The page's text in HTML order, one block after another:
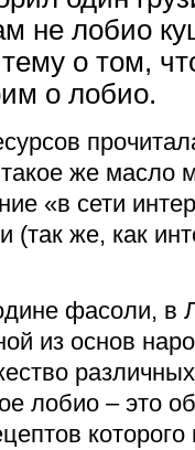
не лобио
о том,
о лобио.
же масло
«в сети
(так же, как
фасоли, в
из основ
лобио – это
которого